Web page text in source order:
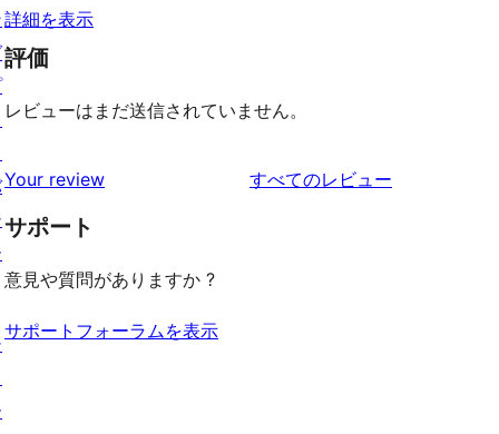
詳細を表示
評価
レビューはまだ送信されていません。
Your review すべてのレビュー
サポート
意見や質問がありますか ?
サポートフォーラムを表示